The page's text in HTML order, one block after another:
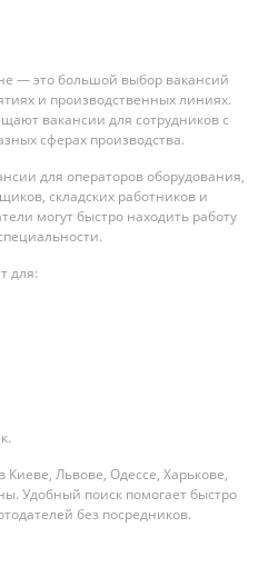
— это большой выбор вакансий
и производственных линиях.
вакансии для сотрудников с
сферах производства.
для операторов оборудования,
складских работников и
могут быстро находить работу
для:
Львове, Одессе, Харькове,
Удобный поиск помогает быстро
без посредников.